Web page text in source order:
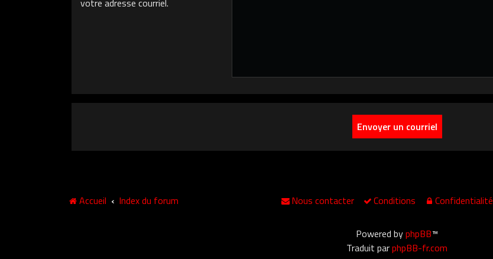
votre adresse courriel.
Accueil Index du forum Confidentialité
Conditions
Nous contacter
Powered byphpBB™
Traduit parphpBB-fr.com